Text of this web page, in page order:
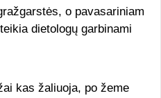
o pavasariniam
dietologų garbinami
kas žaliuoja, po žeme